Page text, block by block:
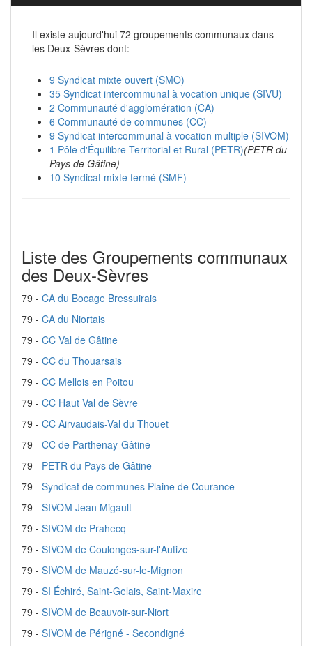
Il existe aujourd'hui 72 groupements communaux dans
les Deux-Sèvres dont:
9 Syndicat mixte ouvert (SMO)
35 Syndicat intercommunal à vocation unique (SIVU)
2 Communauté d'agglomération (CA)
6 Communauté de communes (CC)
9 Syndicat intercommunal à vocation multiple (SIVOM)
1 Pôle d'Équilibre Territorial et Rural (PETR)(PETR du
Pays de Gâtine)
10 Syndicat mixte fermé (SMF)
Liste des Groupements communaux
des Deux-Sèvres
79 - CA du Bocage Bressuirais
79 - CA du Niortais
79 - CC Val de Gâtine
79 - CC du Thouarsais
79 - CC Mellois en Poitou
79 - CC Haut Val de Sèvre
79 - CC Airvaudais-Val du Thouet
79 - CC de Parthenay-Gâtine
79 - PETR du Pays de Gâtine
79 - Syndicat de communes Plaine de Courance
79 - SIVOM Jean Migault
79 - SIVOM de Prahecq
79 - SIVOM de Coulonges-sur-l'Autize
79 - SIVOM de Mauzé-sur-le-Mignon
79 - SI Échiré, Saint-Gelais, Saint-Maxire
79 - SIVOM de Beauvoir-sur-Niort
79 - SIVOM de Périgné - Secondigné